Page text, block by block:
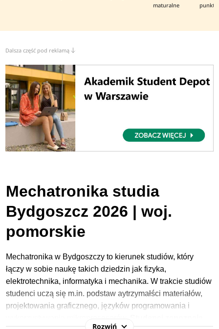
maturalne
Dalsza część pod reklamą
Mechatronika studia
Bydgoszcz 2026 | woj.
pomorskie
Mechatronika w Bydgoszczy to kierunek studiów, który
łączy w sobie naukę takich dziedzin jak fizyka,
elektrotechnika, informatyka i mechanika. W trakcie studiów
studenci uczą się m.in. podstaw aytrzymałści materiałów,
projektowania graficznego, języków programowania i
Rozwiń